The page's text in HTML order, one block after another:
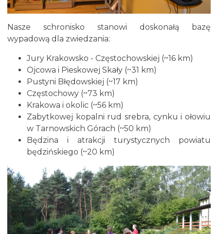
Nasze schronisko stanowi doskonałą bazę
wypadową dla zwiedzania:
Jury Krakowsko - Częstochowskiej (~16 km)
Ojcowa i Pieskowej Skały (~31 km)
Pustyni Błędowskiej (~17 km)
Częstochowy (~73 km)
Krakowa i okolic (~56 km)
Zabytkowej kopalni rud srebra, cynku i ołowiu
w Tarnowskich Górach (~50 km)
Będzina i atrakcji turystycznych powiatu
będzińskiego (~20 km)